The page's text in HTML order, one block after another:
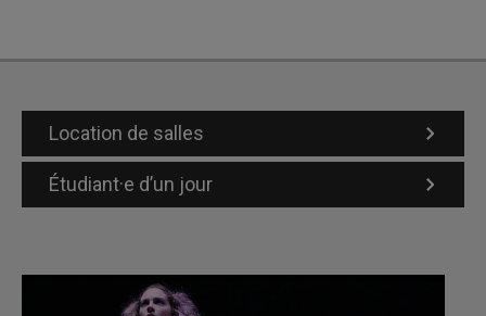
Location de salles
Étudiant·e d’un jour